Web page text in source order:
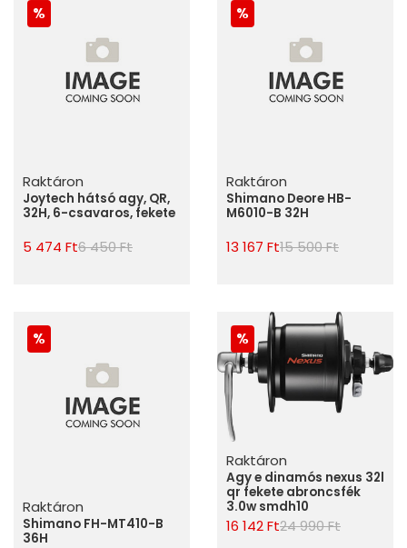
Raktáron
Joytech hátsó agy, QR,
32H, 6-csavaros, fekete
5 474 Ft6 450 Ft
Raktáron
Shimano Deore HB-
M6010-B 32H
13 167 Ft15 500 Ft
Raktáron
Shimano FH-MT410-B
36H
Raktáron
Agy e dinamós nexus 32l
qr fekete abroncsfék
3.0w smdh10
16 142 Ft24 990 Ft